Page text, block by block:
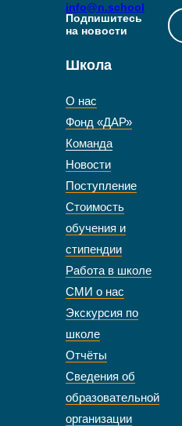
Школа
О нас
Фонд «ДАР»
Команда
Новости
Поступление
Стоимость
обучения и
стипендии
Работа в школе
СМИ о нас
Экскурсия по
школе
Отчёты
Сведения об
образовательной
организации
Подпишитесь
на новости
info@n.school